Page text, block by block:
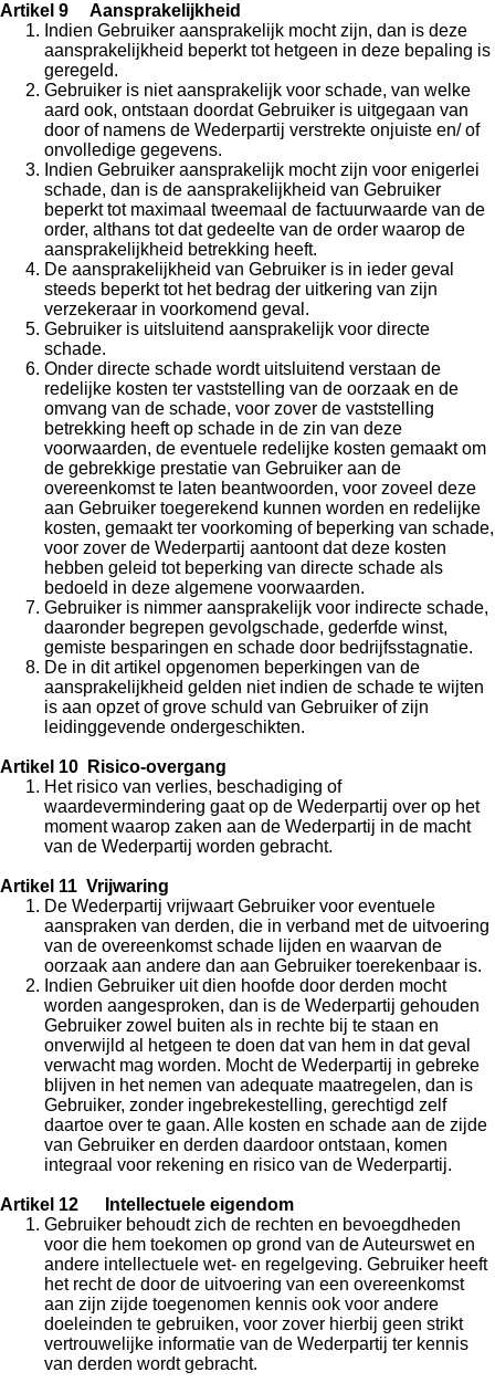
Artikel 9 Aansprakelijkheid
Indien Gebruiker aansprakelijk mocht zijn, dan is deze
aansprakelijkheid beperkt tot hetgeen in deze bepaling is
geregeld.
Gebruiker is niet aansprakelijk voor schade, van welke
aard ook, ontstaan doordat Gebruiker is uitgegaan van
door of namens de Wederpartij verstrekte onjuiste en/ of
onvolledige gegevens.
Indien Gebruiker aansprakelijk mocht zijn voor enigerlei
schade, dan is de aansprakelijkheid van Gebruiker
beperkt tot maximaal tweemaal de factuurwaarde van de
order, althans tot dat gedeelte van de order waarop de
aansprakelijkheid betrekking heeft.
De aansprakelijkheid van Gebruiker is in ieder geval
steeds beperkt tot het bedrag der uitkering van zijn
verzekeraar in voorkomend geval.
Gebruiker is uitsluitend aansprakelijk voor directe
schade.
Onder directe schade wordt uitsluitend verstaan de
redelijke kosten ter vaststelling van de oorzaak en de
omvang van de schade, voor zover de vaststelling
betrekking heeft op schade in de zin van deze
voorwaarden, de eventuele redelijke kosten gemaakt om
de gebrekkige prestatie van Gebruiker aan de
overeenkomst te laten beantwoorden, voor zoveel deze
aan Gebruiker toegerekend kunnen worden en redelijke
kosten, gemaakt ter voorkoming of beperking van schade,
voor zover de Wederpartij aantoont dat deze kosten
hebben geleid tot beperking van directe schade als
bedoeld in deze algemene voorwaarden.
Gebruiker is nimmer aansprakelijk voor indirecte schade,
daaronder begrepen gevolgschade, gederfde winst,
gemiste besparingen en schade door bedrijfsstagnatie.
De in dit artikel opgenomen beperkingen van de
aansprakelijkheid gelden niet indien de schade te wijten
is aan opzet of grove schuld van Gebruiker of zijn
leidinggevende ondergeschikten.
Artikel 10 Risico-overgang
Het risico van verlies, beschadiging of
waardevermindering gaat op de Wederpartij over op het
moment waarop zaken aan de Wederpartij in de macht
van de Wederpartij worden gebracht.
Artikel 11 Vrijwaring
De Wederpartij vrijwaart Gebruiker voor eventuele
aanspraken van derden, die in verband met de uitvoering
van de overeenkomst schade lijden en waarvan de
oorzaak aan andere dan aan Gebruiker toerekenbaar is.
Indien Gebruiker uit dien hoofde door derden mocht
worden aangesproken, dan is de Wederpartij gehouden
Gebruiker zowel buiten als in rechte bij te staan en
onverwijld al hetgeen te doen dat van hem in dat geval
verwacht mag worden. Mocht de Wederpartij in gebreke
blijven in het nemen van adequate maatregelen, dan is
Gebruiker, zonder ingebrekestelling, gerechtigd zelf
daartoe over te gaan. Alle kosten en schade aan de zijde
van Gebruiker en derden daardoor ontstaan, komen
integraal voor rekening en risico van de Wederpartij.
Artikel 12 Intellectuele eigendom
Gebruiker behoudt zich de rechten en bevoegdheden
voor die hem toekomen op grond van de Auteurswet en
andere intellectuele wet- en regelgeving. Gebruiker heeft
het recht de door de uitvoering van een overeenkomst
aan zijn zijde toegenomen kennis ook voor andere
doeleinden te gebruiken, voor zover hierbij geen strikt
vertrouwelijke informatie van de Wederpartij ter kennis
van derden wordt gebracht.